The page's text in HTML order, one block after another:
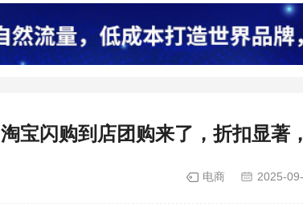
淘宝闪购到店团购来了，折扣显著
电商 2025-